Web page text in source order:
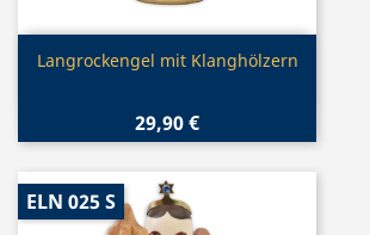
Vorschau
Langrockengel mit Klanghölzern
29,90 €
ELN 025 S